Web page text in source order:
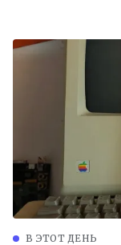
В ЭТОТ ДЕНЬ